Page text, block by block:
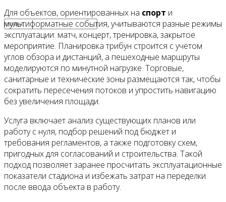
Для объектов, ориентированных на спорт и
мультиформатные события, учитываются разные режимы
эксплуатации: матч, концерт, тренировка, закрытое
мероприятие. Планировка трибун строится с учётом
углов обзора и дистанций, а пешеходные маршруты
моделируются по минутной нагрузке. Торговые,
санитарные и технические зоны размещаются так, чтобы
сократить пересечения потоков и упростить навигацию
без увеличения площади.
Услуга включает анализ существующих планов или
работу с нуля, подбор решений под бюджет и
требования регламентов, а также подготовку схем,
пригодных для согласований и строительства. Такой
подход позволяет заранее просчитать эксплуатационные
показатели стадиона и избежать затрат на переделки
после ввода объекта в работу.